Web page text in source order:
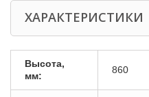
ХАРАКТЕРИСТИКИ
Высота,
мм:
860